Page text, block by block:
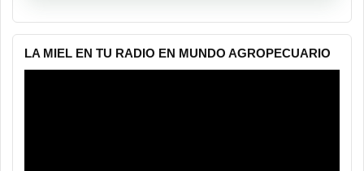
LA MIEL EN TU RADIO EN MUNDO AGROPECUARIO